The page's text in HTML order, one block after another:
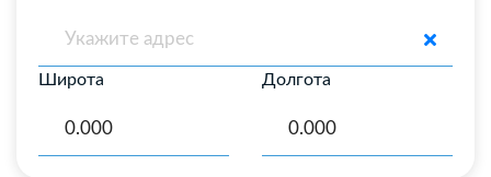
Широта Долгота